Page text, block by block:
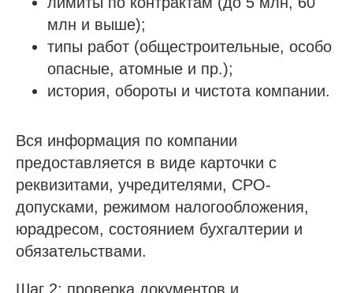
млн и выше);
типы работ (общестроительные, особо
опасные, атомные и пр.);
история, обороты и чистота компании.
Вся информация по компании
предоставляется в виде карточки с
реквизитами, учредителями, СРО-
допусками, режимом налогообложения,
юрадресом, состоянием бухгалтерии и
обязательствами.
Шаг 2: проверка документов и